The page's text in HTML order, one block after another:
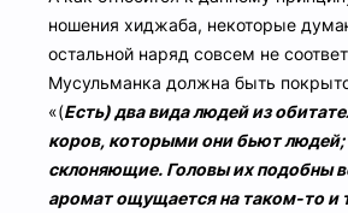
ношения хиджаба, некоторые
остальной наряд совсем не
Мусульманка должна быть
«(Есть) два вида людей из
коров, которыми они бьют
склоняющие. Головы их подобны
аромат ощущается на таком-то и